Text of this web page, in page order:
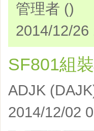
管理者 ()
2014/12/
SF801組
ADJK
2014/12/02